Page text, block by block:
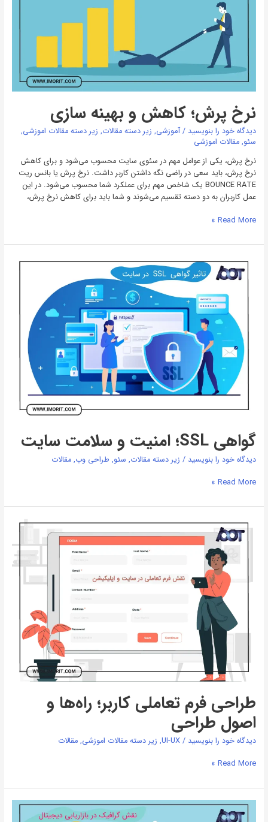
نرخ پرش؛ کاهش و بهینه سازی
دیدگاه‌ خود را بنویسید / آموزشی, زیر دسته مقالات, زیر دسته مقالات اموزشی,
سئو, مقالات اموزشی
نرخ پرش، یکی از عوامل مهم در سئوی سایت محسوب می‌شود و برای کاهش
نرخ پرش، باید سعی در راضی نگه داشتن کاربر داشت. نرخ پرش یا بانس ریت
BOUNCE RATE یک شاخص مهم برای عملکرد شما محسوب می‌شود. در این
عمل کاربران به دو دسته تقسیم می‌شوند و شما باید برای کاهش نرخ پرش،
Read More »
گواهی SSL؛ امنیت و سلامت سایت
دیدگاه‌ خود را بنویسید / زیر دسته مقالات, سئو, طراحی وب, مقالات
گواهی
SSL؛
Read More »
طراحی فرم تعاملی کاربر؛ راه‌ها و
اصول طراحی
دیدگاه‌ خود را بنویسید /
UI-UX
, زیر دسته مقالات اموزشی, مقالات
طراحی
کاربر؛
اصول
Read More »
گرافیک